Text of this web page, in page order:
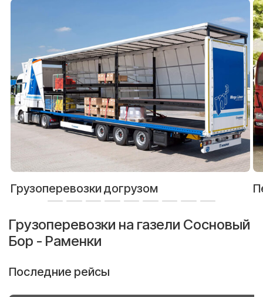
Грузоперевозки догрузом
Грузоперевозки на газели Сосновый
Бор - Раменки
Последние рейсы